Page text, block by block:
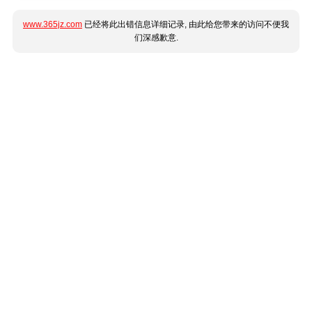
www.365jz.com 已经将此出错信息详细记录, 由此给您带来的访问不便我
们深感歉意.